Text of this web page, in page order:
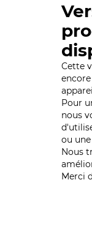
Cette
Pour
nous
ou
Nous
Merci